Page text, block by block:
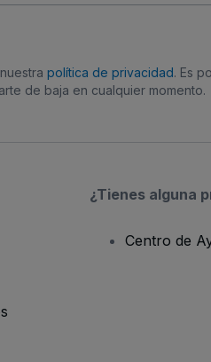
política de privacidad. Es
de baja en cualquier momento.
¿Tienes alguna
Centro de